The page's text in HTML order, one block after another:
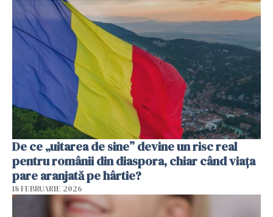
De ce „uitarea de sine” devine un risc real
pentru românii din diaspora, chiar când viața
pare aranjată pe hârtie?
18 FEBRUARIE 2026